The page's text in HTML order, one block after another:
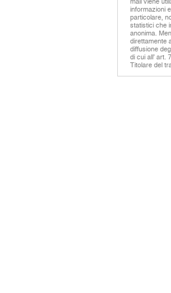
informazioni
particolare,
statistici che
anonima.
direttamente
diffusione
di cui all’ art.
Titolare del